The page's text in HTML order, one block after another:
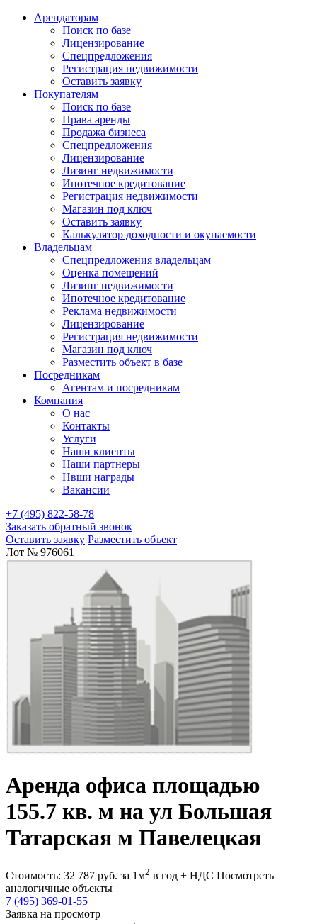
Арендаторам
Поиск по базе
Лицензирование
Спецпредложения
Регистрация недвижимости
Оставить заявку
Покупателям
Поиск по базе
Права аренды
Продажа бизнеса
Спецпредложения
Лицензирование
Лизинг недвижимости
Ипотечное кредитование
Регистрация недвижимости
Магазин под ключ
Оставить заявку
Калькулятор доходности и окупаемости
Владельцам
Спецпредложения владельцам
Оценка помещений
Лизинг недвижимости
Ипотечное кредитование
Реклама недвижимости
Лицензирование
Регистрация недвижимости
Магазин под ключ
Разместить объект в базе
Посредникам
Агентам и посредникам
Компания
О нас
Контакты
Услуги
Наши клиенты
Наши партнеры
Нвши награды
Вакансии
+7 (495) 822-58-78
Заказать обратный звонок
Оставить заявку Разместить объект
Лот № 976061
Аренда офиса площадью
155.7 кв. м на ул Большая
Татарская м Павелецкая
Стоимость: 32 787 руб. за 1м2 в год + НДС Посмотреть
аналогичные объекты
7 (495) 369-01-55
Заявка на просмотр